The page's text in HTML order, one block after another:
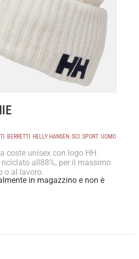
, BERRETTI , HELLY HANSEN, SCI , SPORT, UOMO
coste unisex con logo HH
all88%, per il massimo
o al lavoro.
in magazzino e non è